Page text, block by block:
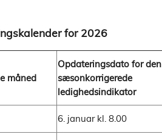
for 2026
måned
Opdateringsdato for den
sæsonkorrigerede
ledighedsindikator
6. januar kl. 8.00